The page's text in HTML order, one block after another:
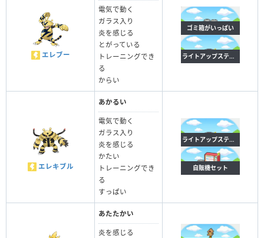
エレブー
電気で動く
ガラス入り
炎を感じる
とがっている
トレーニングでき
る
からい
ゴミ箱がいっぱい
ライトアップステージ
エレキブル
あかるい
電気で動く
ガラス入り
炎を感じる
かたい
トレーニングでき
る
すっぱい
ライトアップステージ
自販機セット
あたたかい
炎を感じる